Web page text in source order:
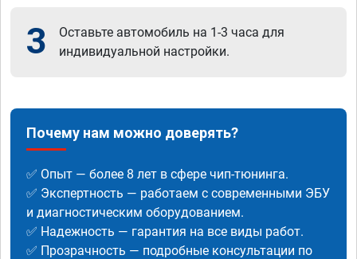
3
Оставьте автомобиль на 1-3 часа для
индивидуальной настройки.
Почему нам можно доверять?
✅ Опыт — более 8 лет в сфере чип-тюнинга.
✅ Экспертность — работаем с современными ЭБУ
и диагностическим оборудованием.
✅ Надежность — гарантия на все виды работ.
✅ Прозрачность — подробные консультации по